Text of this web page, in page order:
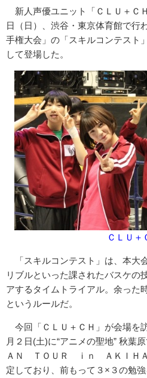
新人声優ユニット「ＣＬＵ＋Ｃ
日（日）、渋谷・東京体育館で行
手権大会」の「スキルコンテスト
して登場した。
ＣＬＵ＋
「スキルコンテスト」は、本大
リブルといった課されたバスケの
アするタイムトライアル。余った
というルールだ。
今回「ＣＬＵ＋ＣＨ」が会場を
月２日(土)に“アニメの聖地” 秋葉
ＡＮ ＴＯＵＲ ｉｎ ＡＫＩＨＡ
定しており、前もって３×３の勉